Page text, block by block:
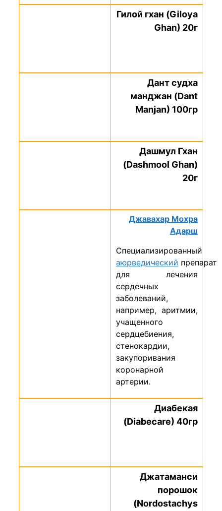
Гилой гхан (Giloya
Ghan) 20г
Дант судха
манджан (Dant
Manjan) 100гр
Дашмул Гхан
(Dashmool Ghan)
20г
Джавахар Мохра
Адарш
Специализированный
аюрведический препарат
для лечения
сердечных
заболеваний,
например, аритмии,
учащенного
сердцебиения,
стенокардии,
закупоривания
коронарной
артерии.
Диабекая
(Diabecare) 40гр
Джатаманси
порошок
(Nordostachys